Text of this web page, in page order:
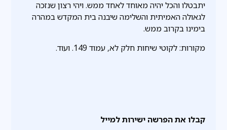
קבלו את הפרשה ישירות למייל
יתבטלו והכל יהיה מאוחד לאחד ממש. ויהי רצון שנזכה
לגאולה האמיתית והשלימה שיבנה בית המקדש במהרה
בימינו בקרוב ממש.
מקורות: לקוטי שיחות חלק לא, עמוד 149. ועוד.